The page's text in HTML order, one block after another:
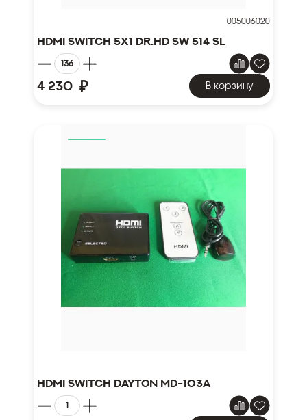
005006020
HDMI Switch 5x1 Dr.HD SW 514 SL
4 230 ₽ В корзину
HDMI Switch DAYTON MD-103A